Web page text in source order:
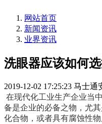
网站首页
新闻资讯
业界资讯
洗眼器应该如何
2019-12-02 17:25:23 马士通
在现代化工业生产企业当中
备是企业的必备之物，尤
化合物，或者具有腐蚀性